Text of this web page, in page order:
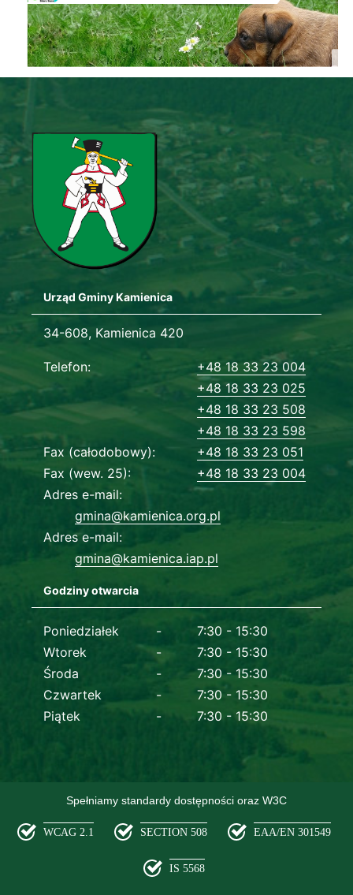
Urząd Gminy Kamienica
Adres urzędu
34-608, Kamienica 420
Dane kontaktowe
Telefon
+48 18 33 23 004
+48 18 33 23 025
+48 18 33 23 508
+48 18 33 23 598
Fax (całodobowy)
+48 18 33 23 051
Fax (wew. 25)
+48 18 33 23 004
Adres e-mail
gmina@kamienica.org.pl
Adres e-mail
gmina@kamienica.iap.pl
Godziny otwarcia
Dane kontaktowe
Poniedziałek
7:30 - 15:30
Wtorek
7:30 - 15:30
Środa
7:30 - 15:30
Czwartek
7:30 - 15:30
Piątek
7:30 - 15:30
Spełniamy standardy dostępności oraz W3C
WCAG 2.1 SECTION 508 EAA/EN 301549
IS 5568